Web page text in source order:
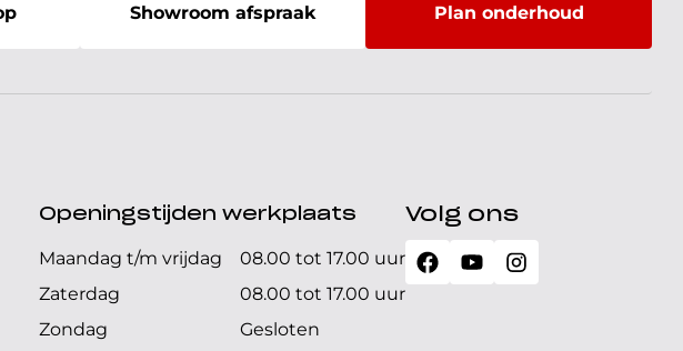
Showroom afspraak Plan onderhoud
Openingstijden werkplaats
Maandag t/m vrijdag
08.00 tot 17.00 uur
Zaterdag
08.00 tot 17.00 uur
Zondag
Gesloten
Volg ons